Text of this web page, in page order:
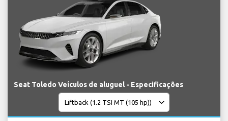
Seat Toledo Veículos de aluguel - Especificações